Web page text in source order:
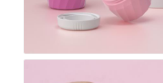
접는 실리콘 컵